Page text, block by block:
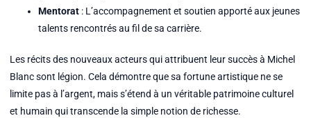
Mentorat: L’accompagnement et soutien apporté aux jeunes
talents rencontrés au fil de sa carrière.
Les récits des nouveaux acteurs qui attribuent leur succès à Michel
Blanc sont légion. Cela démontre que sa fortune artistique ne se
limite pas à l’argent, mais s’étend à un véritable patrimoine culturel
et humain qui transcende la simple notion de richesse.